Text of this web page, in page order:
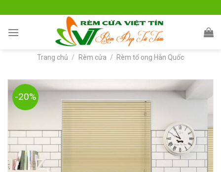
to
content
Trang chủ / Rèm cửa / Rèm tổ ong Hàn Quốc
-20%